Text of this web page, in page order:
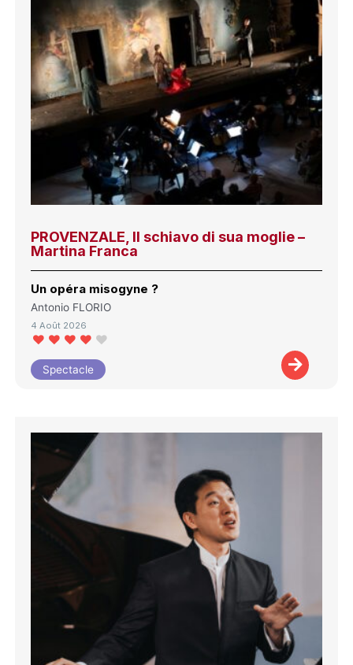
PROVENZALE, Il schiavo di sua moglie –
Martina Franca
Un opéra misogyne ?
Antonio FLORIO
4 Août 2026
Spectacle